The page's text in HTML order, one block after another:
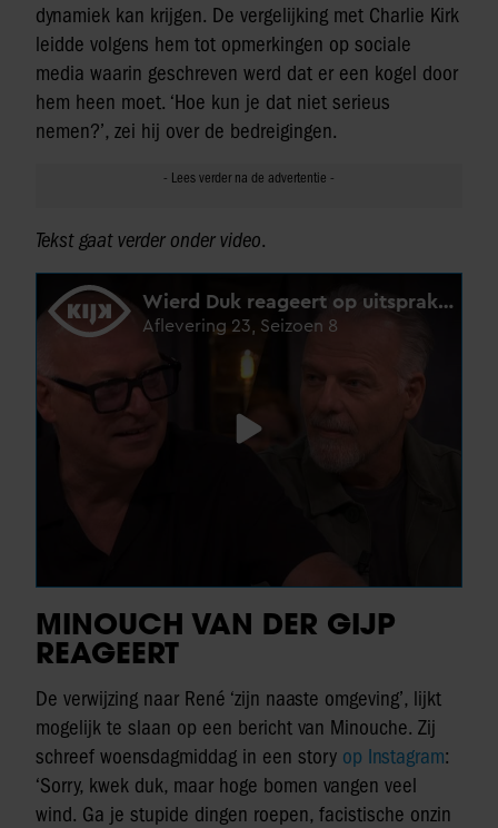
dynamiek kan krijgen. De vergelijking met Charlie Kirk
leidde volgens hem tot opmerkingen op sociale
media waarin geschreven werd dat er een kogel door
hem heen moet. ‘Hoe kun je dat niet serieus
nemen?’, zei hij over de bedreigingen.
Tekst gaat verder onder video.
MINOUCH VAN DER GIJP
REAGEERT
De verwijzing naar René ‘zijn naaste omgeving’, lijkt
mogelijk te slaan op een bericht van Minouche. Zij
schreef woensdagmiddag in een story op Instagram:
‘Sorry, kwek duk, maar hoge bomen vangen veel
wind. Ga je stupide dingen roepen, facistische onzin